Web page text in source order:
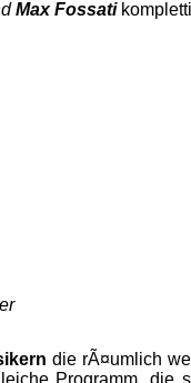
Max Fossati
die rÃ¤umlich
Programm,